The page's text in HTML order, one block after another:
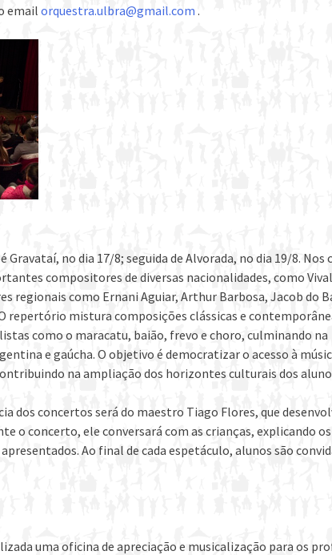
email orquestra.ulbra@gmail.com .
no dia 17/8; seguida de Alvorada, no dia 19/8. Nos
compositores de diversas nacionalidades, como
regionais como Ernani Aguiar, Arthur Barbosa, Jacob do
repertório mistura composições clássicas e
como o maracatu, baião, frevo e choro, culminando na
e gaúcha. O objetivo é democratizar o acesso à
na ampliação dos horizontes culturais dos
dos concertos será do maestro Tiago Flores, que
o concerto, ele conversará com as crianças, explicando os
Ao final de cada espetáculo, alunos são
uma oficina de apreciação e musicalização para os